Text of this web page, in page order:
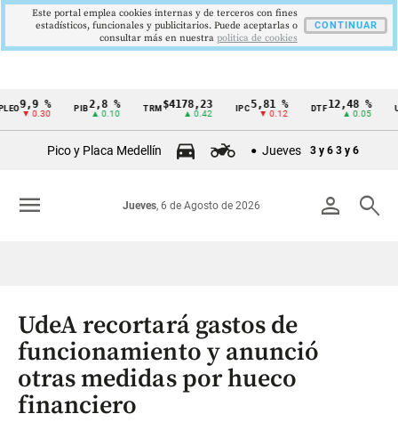
Cintillo
Colombia
% PIB 2,8 %
▲ 0.10
TRM $4178,23
▲ 0.42
IPC 5,81 %
▼ 0.12
DTF 12,48 %
▲ 0.05
UVR
Pico y Placa Medellín Jueves 3 y 6 3 y 6
person search
Jueves, 6 de Agosto de 2026
menu
UdeA recortará gastos de
funcionamiento y anunció
otras medidas por hueco
financiero
Este portal emplea cookies internas y de terceros con fines
estadísticos, funcionales y publicitarios. Puede aceptarlas o
consultar más en nuestra politica de cookies
CONTINUAR